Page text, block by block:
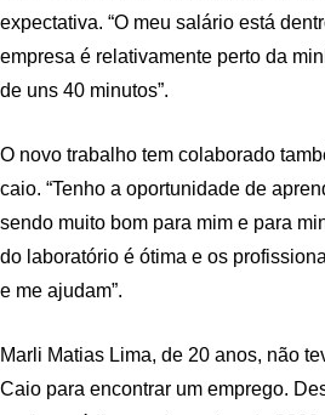
expectativa. “O meu salário está
empresa é relativamente perto da
de uns 40 minutos”.
O novo trabalho tem colaborado
caio. “Tenho a oportunidade de
sendo muito bom para mim e para
do laboratório é ótima e os
e me ajudam”.
Marli Matias Lima, de 20 anos, não
Caio para encontrar um emprego.